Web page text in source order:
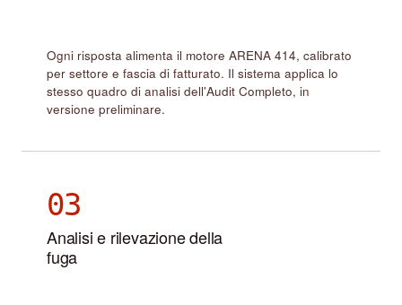
Ogni risposta alimenta il motore ARENA 414, calibrato
per settore e fascia di fatturato. Il sistema applica lo
stesso quadro di analisi dell'Audit Completo, in
versione preliminare.
03
Analisi e rilevazione della
fuga